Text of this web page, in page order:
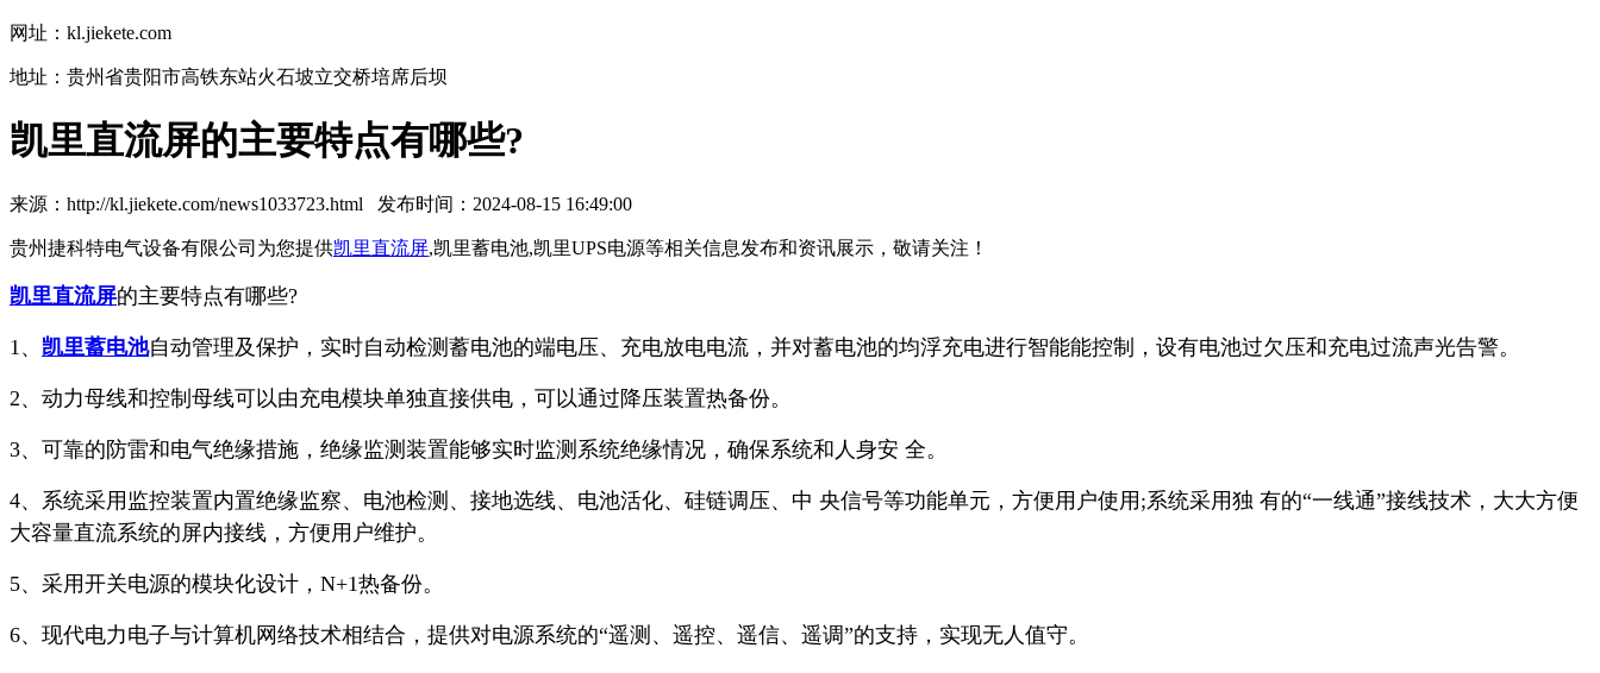
网址：kl.jiekete.com
地址：贵州省贵阳市高铁东站火石坡立交桥培席后坝
凯里直流屏的主要特点有哪些?
来源：http://kl.jiekete.com/news1033723.html 发布时间：2024-08-15 16:49:00
贵州捷科特电气设备有限公司为您提供凯里直流屏,凯里蓄电池,凯里UPS电源等相关信息发布和资讯展示，敬请关注！
凯里直流屏的主要特点有哪些?
1、 凯里蓄电池自动管理及保护，实时自动检测蓄电池的端电压、充电放电电流，并对蓄电池的均浮充电进行智能能控制，设有电池过欠压和充电过流声光告警。
2、动力母线和控制母线可以由充电模块单独直接供电，可以通过降压装置热备份。
3、可靠的防雷和电气绝缘措施，绝缘监测装置能够实时监测系统绝缘情况，确保系统和人身安 全。
4、系统采用监控装置内置绝缘监察、电池检测、接地选线、电池活化、硅链调压、中 央信号等功能单元，方便用户使用;系统采用独 有的“一线通”接线技术，大大方便
大容量直流系统的屏内接线，方便用户维护。
5、采用开关电源的模块化设计，N+1热备份。
6、现代电力电子与计算机网络技术相结合，提供对电源系统的“遥测、遥控、遥信、遥调”的支持，实现无人值守。